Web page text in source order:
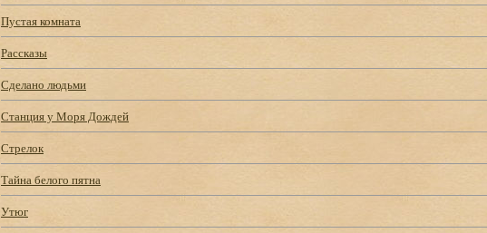
Пустая комната
Рассказы
Сделано людьми
Станция у Моря Дождей
Стрелок
Тайна белого пятна
Утюг